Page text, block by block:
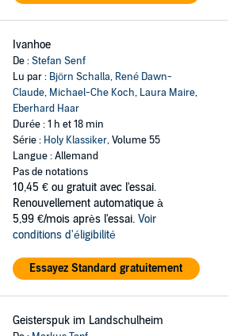
Ivanhoe
De :Stefan Senf
Lu par : Björn Schalla, René Dawn-
Claude, Michael-Che Koch, Laura Maire,
Eberhard Haar
Durée : 1 h et 18 min
Série : Holy Klassiker, Volume 55
Langue : Allemand
Pas de notations
10,45 € ou gratuit avec l'essai.
Renouvellement automatique à
5,99 €/mois après l'essai. Voir
conditions d'éligibilité
Essayez Standard gratuitement
Geisterspuk im Landschulheim